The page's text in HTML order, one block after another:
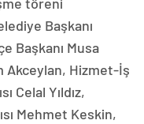
Başkanı
Başkanı Musa
Akceylan, Hizmet-İş
Celal Yıldız,
Mehmet Keskin,